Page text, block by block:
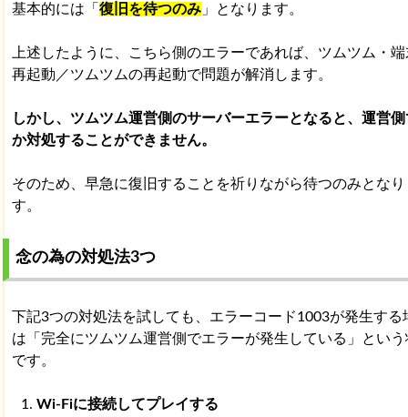
基本的には「 復旧を待つのみ」となります。
上述したように、こちら側のエラーであれば、ツムツム・
再起動／ツムツムの再起動で問題が解消します。
しかし、ツムツム運営側のサーバーエラーとなると、運営
か対処することができません。
そのため、早急に復旧することを祈りながら待つのみとなり
す。
念の為の対処法3つ
下記3つの対処法を試しても、エラーコード1003が発生する
は「完全にツムツム運営側でエラーが発生している」とい
です。
Wi-Fiに接続してプレイする